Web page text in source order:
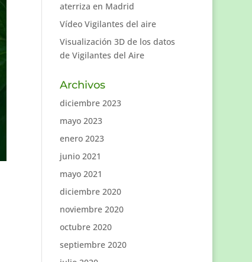
aterriza en Madrid
Vídeo Vigilantes del aire
Visualización 3D de los datos
de Vigilantes del Aire
Archivos
diciembre 2023
mayo 2023
enero 2023
junio 2021
mayo 2021
diciembre 2020
noviembre 2020
octubre 2020
septiembre 2020